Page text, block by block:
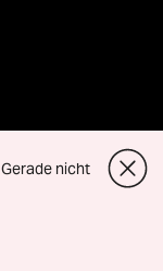
Gerade nicht